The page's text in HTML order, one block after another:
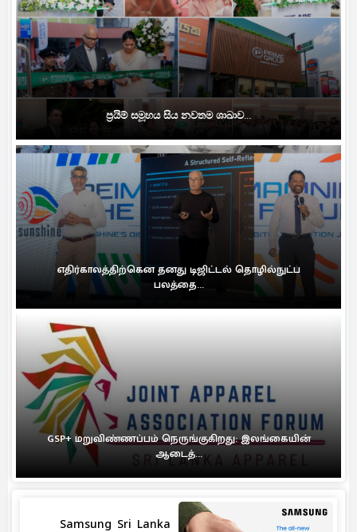
ප්‍රයිම් සමූහය සිය නවතම ශාඛාව...
எதிர்காலத்திற்கென தனது டிஜிட்டல் தொழில்நுட்ப
பலத்தை...
GSP+ மறுவிண்ணப்பம் நெருங்குகிறது: இலங்கையின்
ஆடைத்...
Samsung Sri Lanka